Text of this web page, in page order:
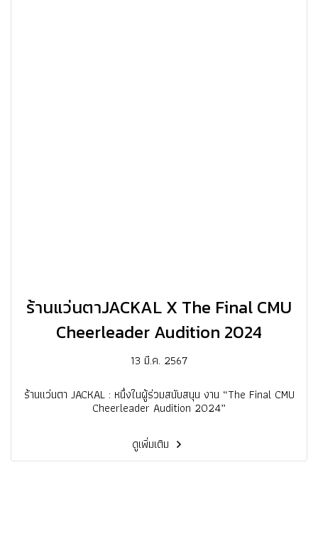
ร้านแว่นตาJACKAL X The Final CMU
Cheerleader Audition 2024
13 มี.ค. 2567
ร้านแว่นตา JACKAL : หนึ่งในผู้ร่วมสนับสนุน งาน “The Final CMU
Cheerleader Audition 2024”
ดูเพิ่มเติม